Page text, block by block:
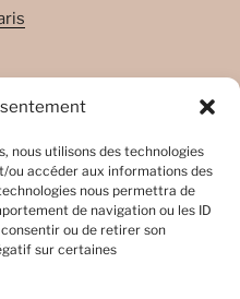
nous utilisons des technologies
ou accéder aux informations des
nous permettra de
de navigation ou les ID
ou de retirer son
sur certaines